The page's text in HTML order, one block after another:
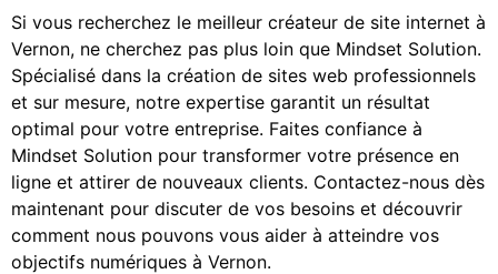
Si vous recherchez le meilleur créateur de site internet à
Vernon, ne cherchez pas plus loin que Mindset Solution.
Spécialisé dans la création de sites web professionnels
et sur mesure, notre expertise garantit un résultat
optimal pour votre entreprise. Faites confiance à
Mindset Solution pour transformer votre présence en
ligne et attirer de nouveaux clients. Contactez-nous dès
maintenant pour discuter de vos besoins et découvrir
comment nous pouvons vous aider à atteindre vos
objectifs numériques à Vernon.